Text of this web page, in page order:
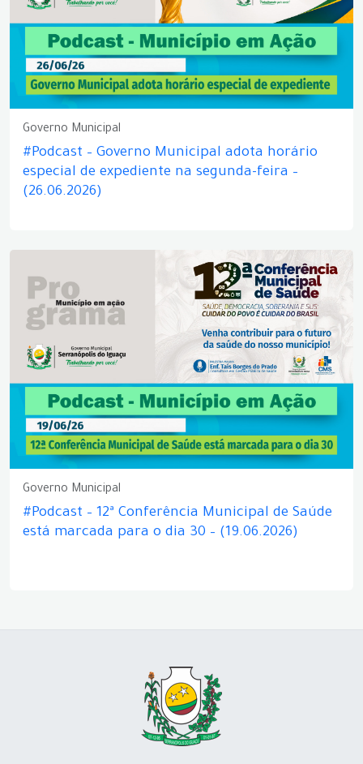
Governo Municipal
#Podcast – Governo Municipal adota horário
especial de expediente na segunda-feira –
(26.06.2026)
Governo Municipal
#Podcast – 12ª Conferência Municipal de Saúde
está marcada para o dia 30 – (19.06.2026)